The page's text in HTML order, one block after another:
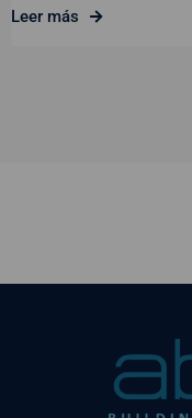
Leer más